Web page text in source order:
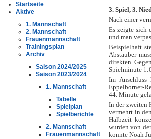
Startseite
Aktive
1. Mannschaft
2. Mannschaft
Frauenmannschaft
Trainingsplan
Archiv
Saison 2024/2025
Saison 2023/2024
1. Mannschaft
Tabelle
Spielplan
Spielberichte
2. Mannschaft
Frauenmannschaft
3. Spiel, 3.
Nach einer
Es zeigte sich
und man
Beispielhaft
Abstauber
direkten
Spielminute
Im Anschluss
Eppelborner-
44. Minute
In der zweiten
vermehrt in
Halbzeit
wurden von
konnte Noah